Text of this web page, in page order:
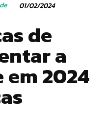
01/02/2024
de
a
2024